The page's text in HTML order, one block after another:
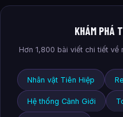
KHÁM PHÁ
Hơn 1,800 bài viết chi tiết về
Nhân vật Tiên Hiệp
Hệ thống Cảnh Giới